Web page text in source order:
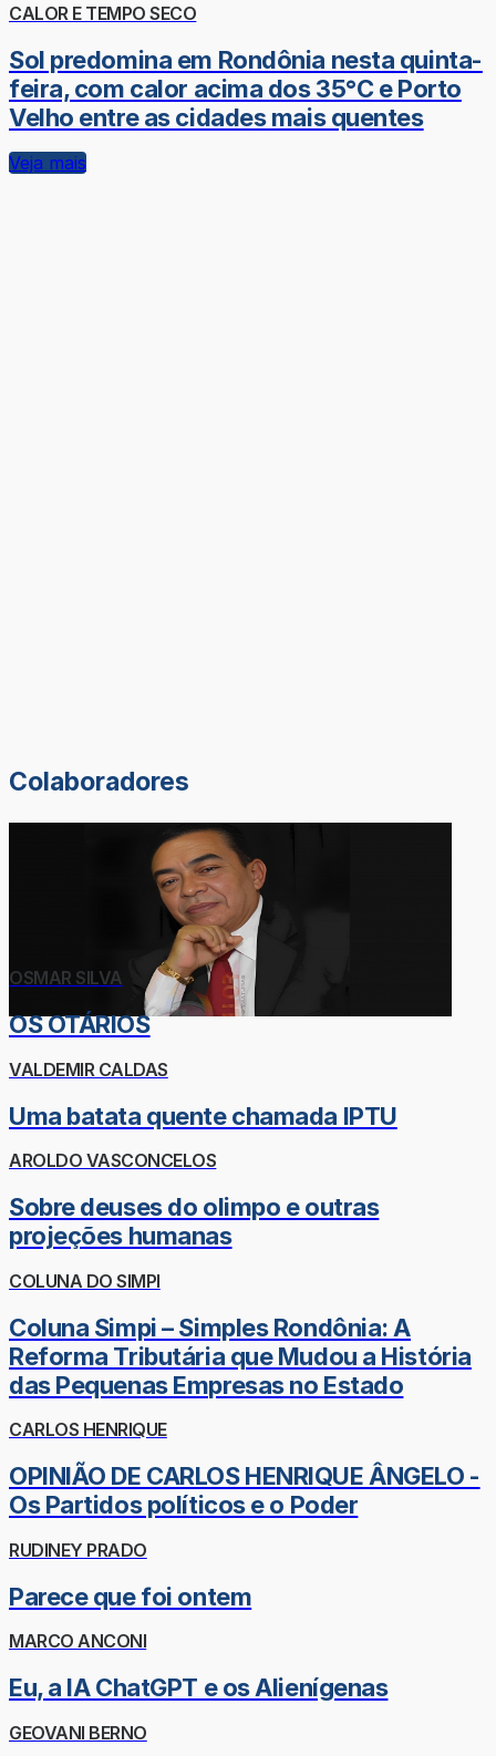
CALOR E TEMPO SECO
Sol predomina em Rondônia nesta quinta-
feira, com calor acima dos 35°C e Porto
Velho entre as cidades mais quentes
Veja mais
Colaboradores
OSMAR SILVA
OS OTÁRIOS
VALDEMIR CALDAS
Uma batata quente chamada IPTU
AROLDO VASCONCELOS
Sobre deuses do olimpo e outras
projeções humanas
COLUNA DO SIMPI
Coluna Simpi – Simples Rondônia: A
Reforma Tributária que Mudou a História
das Pequenas Empresas no Estado
CARLOS HENRIQUE
OPINIÃO DE CARLOS HENRIQUE ÂNGELO -
Os Partidos políticos e o Poder
RUDINEY PRADO
Parece que foi ontem
MARCO ANCONI
Eu, a IA ChatGPT e os Alienígenas
GEOVANI BERNO